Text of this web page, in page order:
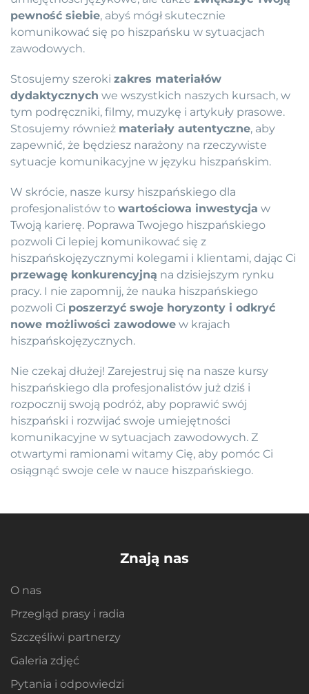
pewność siebie, abyś mógł skutecznie
komunikować się po hiszpańsku w sytuacjach
zawodowych.
Stosujemy szeroki zakres materiałów
dydaktycznych we wszystkich naszych kursach, w
tym podręczniki, filmy, muzykę i artykuły prasowe.
Stosujemy również materiały autentyczne, aby
zapewnić, że będziesz narażony na rzeczywiste
sytuacje komunikacyjne w języku hiszpańskim.
W skrócie, nasze kursy hiszpańskiego dla
profesjonalistów to wartościowa inwestycja w
Twoją karierę. Poprawa Twojego hiszpańskiego
pozwoli Ci lepiej komunikować się z
hiszpańskojęzycznymi kolegami i klientami, dając Ci
przewagę konkurencyjną na dzisiejszym rynku
pracy. I nie zapomnij, że nauka hiszpańskiego
pozwoli Ci poszerzyć swoje horyzonty i odkryć
nowe możliwości zawodowe w krajach
hiszpańskojęzycznych.
Nie czekaj dłużej! Zarejestruj się na nasze kursy
hiszpańskiego dla profesjonalistów już dziś i
rozpocznij swoją podróż, aby poprawić swój
hiszpański i rozwijać swoje umiejętności
komunikacyjne w sytuacjach zawodowych. Z
otwartymi ramionami witamy Cię, aby pomóc Ci
osiągnąć swoje cele w nauce hiszpańskiego.
Znają nas
O nas
Przegląd prasy i radia
Szczęśliwi partnerzy
Galeria zdjęć
Pytania i odpowiedzi